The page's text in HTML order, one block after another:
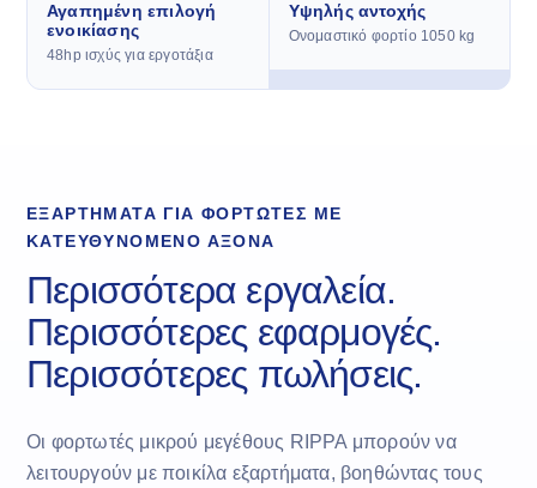
Αγαπημένη επιλογή
ενοικίασης
48hp ισχύς για εργοτάξια
Υψηλής αντοχής
Ονομαστικό φορτίο 1050 kg
ΕΞΑΡΤΉΜΑΤΑ ΓΙΑ ΦΟΡΤΩΤΈΣ ΜΕ
ΚΑΤΕΥΘΥΝΌΜΕΝΟ ΆΞΟΝΑ
Περισσότερα εργαλεία.
Περισσότερες εφαρμογές.
Περισσότερες πωλήσεις.
Οι φορτωτές μικρού μεγέθους RIPPA μπορούν να
λειτουργούν με ποικίλα εξαρτήματα, βοηθώντας τους